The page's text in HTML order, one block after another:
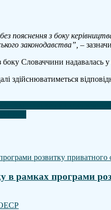
Україніпояснення з боку
законодавства”, –
Словаччини надавалась
здійснюватиметься
в рамках програми